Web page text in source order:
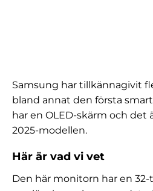
Samsung har tillkännagivit
bland annat den första
har en OLED-skärm och det
2025-modellen.
Här är vad vi vet
Den här monitorn har en